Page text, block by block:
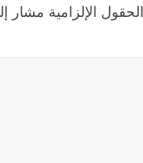
الحقول الإلزامية مشار